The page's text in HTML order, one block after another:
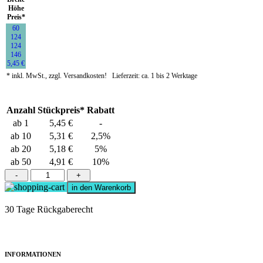
Höhe
Preis*
60
124
124
146
5,45 €
* inkl. MwSt., zzgl. Versandkosten!
Lieferzeit: ca. 1 bis 2 Werktage
Anzahl Stückpreis* Rabatt
ab 1
5,45 €
-
ab 10
5,31 €
2,5%
ab 20
5,18 €
5%
ab 50
4,91 € 10%
-
+
in den Warenkorb
30 Tage Rückgaberecht
INFORMATIONEN